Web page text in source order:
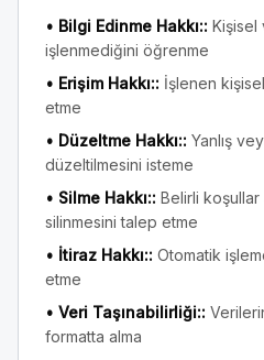
• Bilgi Edinme Hakkı:: Kişisel
işlenmediğini öğrenme
• Erişim Hakkı:: İşlenen
etme
• Düzeltme Hakkı:: Yanlış
düzeltilmesini isteme
• Silme Hakkı:: Belirli koşullar
silinmesini talep etme
• İtiraz Hakkı:: Otomatik
etme
• Veri Taşınabilirliği::
formatta alma